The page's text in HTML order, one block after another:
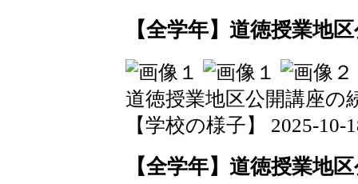
【全学年】道徳授業地
道徳授業地区公開講座の
【学校の様子】 2025-10-
【全学年】道徳授業地